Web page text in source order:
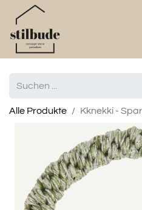
Alle Produkte Kknekki -